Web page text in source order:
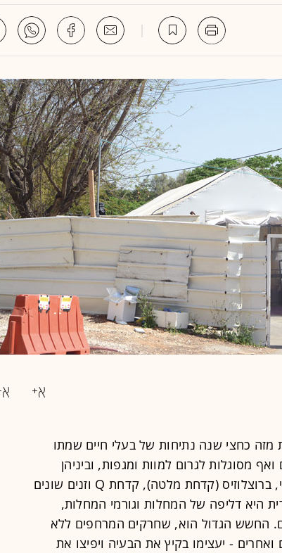
מזה כחצי שנה נתיחות של בעלי חיים שמתו
מסוגלות לגרום למוות ומגפות, וביניהן
אנטרקס, שחפת, כלבת, עכברת, קולי, ברוצלוזיס (קדחת מלטה), קדחת Q וזנים שונים
היא דליפה של המחלות וגורמי המחלות,
החשש הגדול הוא, שחרקים המרחפים ללא
- יעצימו בקיץ את הבעיה ויפיצו את